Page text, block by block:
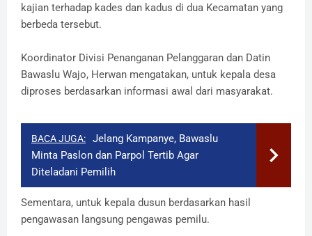
kajian terhadap kades dan kadus di dua Kecamatan yang
berbeda tersebut.
Koordinator Divisi Penanganan Pelanggaran dan Datin
Bawaslu Wajo, Herwan mengatakan, untuk kepala desa
diproses berdasarkan informasi awal dari masyarakat.
BACA JUGA:
Jelang Kampanye, Bawaslu
Minta Paslon dan Parpol Tertib Agar
Diteladani Pemilih
Sementara, untuk kepala dusun berdasarkan hasil
pengawasan langsung pengawas pemilu.